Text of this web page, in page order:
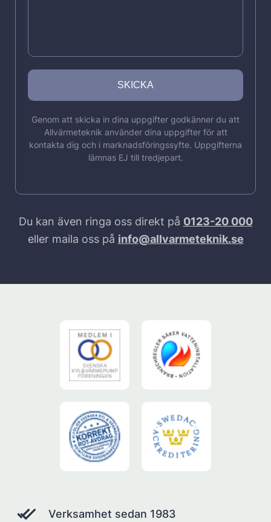
Genom att skicka in dina uppgifter godkänner du att
Allvärmeteknik använder dina uppgifter för att
kontakta dig och i marknadsföringssyfte. Uppgifterna
lämnas EJ till tredjepart.
Du kan även ringa oss direkt på 0123-20 000
eller maila oss på info@allvarmeteknik.se
Verksamhet sedan 1983